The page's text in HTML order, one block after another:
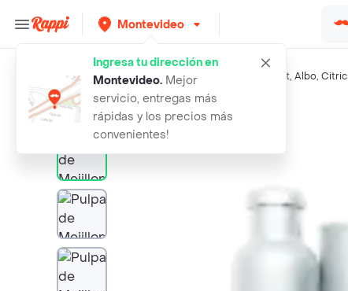
Montevideo
Ingresa tu dirección en
Montevideo. Mejor
servicio, entregas más
rápidas y los precios más
convenientes!
Búsquedas relacionadas:Mariscos,Devoto Fresh Market, Albo, Citric
Rappi pulpa de mejillones